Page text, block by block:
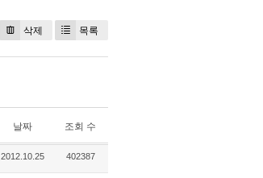
삭제 목록
날짜 조회 수
2012.10.25 402387